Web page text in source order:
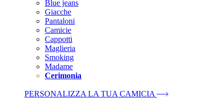
Blue jeans
Giacche
Pantaloni
Camicie
Cappotti
Maglieria
Smoking
Madame
Cerimonia
PERSONALIZZA LA TUA CAMICIA